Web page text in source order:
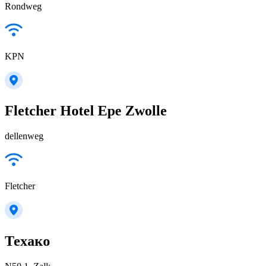
Rondweg
KPN
Fletcher Hotel Epe Zwolle
dellenweg
Fletcher
Техако